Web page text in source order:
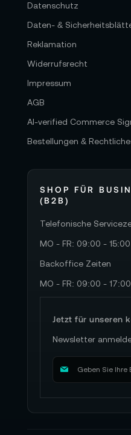
Datenschutz
Daten- &
Reklamation
Widerrufsrecht
Impressum
AGB
AI-verified Commerce
Bestellungen &
SHOP FÜR
(B2B)
Telefonische
MO - FR: 09:00 -
Backoffice Zeiten
MO - FR: 09:00 -
Jetzt für unseren
Newsletter
M
d